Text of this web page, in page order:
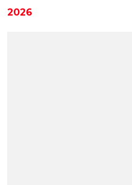
2026